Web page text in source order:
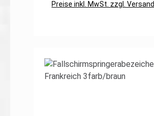
Preise inkl. MwSt. zzgl.
Details